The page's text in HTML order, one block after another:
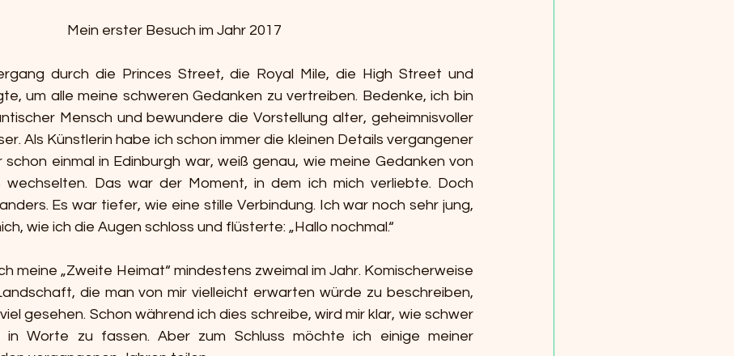
Mein erster Besuch im Jahr 2017
durch die Princes Street, die Royal Mile, die High Street und
um alle meine schweren Gedanken zu vertreiben. Bedenke, ich bin
Mensch und bewundere die Vorstellung alter, geheimnisvoller
Als Künstlerin habe ich schon immer die kleinen Details vergangener
einmal in Edinburgh war, weiß genau, wie meine Gedanken von
wechselten. Das war der Moment, in dem ich mich verliebte. Doch
Es war tiefer, wie eine stille Verbindung. Ich war noch sehr jung,
wie ich die Augen schloss und flüsterte: „Hallo nochmal.“
meine „Zweite Heimat“ mindestens zweimal im Jahr. Komischerweise
die man von mir vielleicht erwarten würde zu beschreiben,
gesehen. Schon während ich dies schreibe, wird mir klar, wie schwer
in Worte zu fassen. Aber zum Schluss möchte ich einige meiner